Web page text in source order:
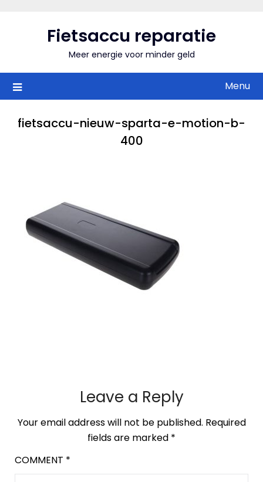
Fietsaccu reparatie
Meer energie voor minder geld
Menu
fietsaccu-nieuw-sparta-e-motion-b-
400
Leave a Reply
Your email address will not be published. Required
fields are marked *
COMMENT *